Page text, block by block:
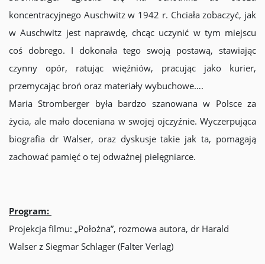
koncentracyjnego Auschwitz w 1942 r. Chciała zobaczyć, jak
w Auschwitz jest naprawdę, chcąc uczynić w tym miejscu
coś dobrego. I dokonała tego swoją postawą, stawiając
czynny opór, ratując więźniów, pracując jako kurier,
przemycając broń oraz materiały wybuchowe….
Maria Stromberger była bardzo szanowana w Polsce za
życia, ale mało doceniana w swojej ojczyźnie. Wyczerpująca
biografia dr Walser, oraz dyskusje takie jak ta, pomagają
zachować pamięć o tej odważnej pielęgniarce.
Program:
Projekcja filmu: „Położna”, rozmowa autora, dr Harald
Walser z Siegmar Schlager (Falter Verlag)